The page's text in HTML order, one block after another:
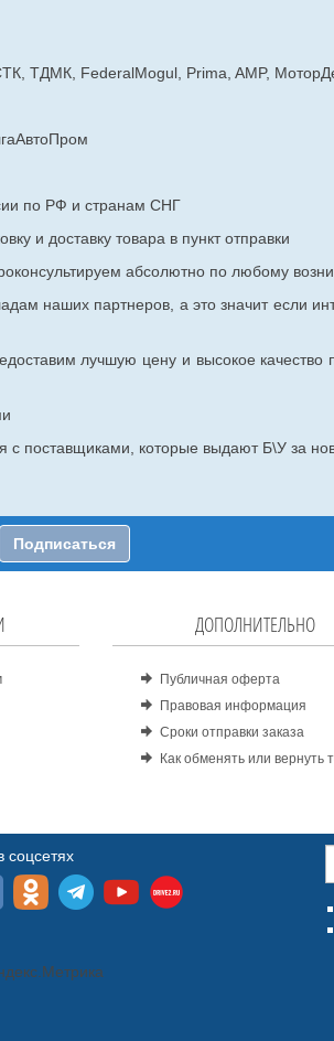
ТДМК, FederalMogul, Prima, AMP,
по РФ и странам СНГ
и доставку товара в пункт отправки
абсолютно по любому
наших партнеров, а это значит если
лучшую цену и высокое качество
поставщиками, которые выдают Б\У за
Подписаться
ДОПОЛНИТЕЛЬНО
Публичная оферта
Правовая информация
Сроки отправки заказа
Как обменять или вернуть
соцсетях